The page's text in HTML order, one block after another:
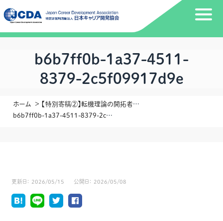
b6b7ff0b-1a37-4511-
8379-2c5f09917d9e
ホーム
【特別寄稿②】転機理論の開拓者、ナンシー・シュロスバーグ先生からのメッセージ
b6b7ff0b-1a37-4511-8379-2c5f09917d9e
更新日： 2026/05/15 公開日： 2026/05/08